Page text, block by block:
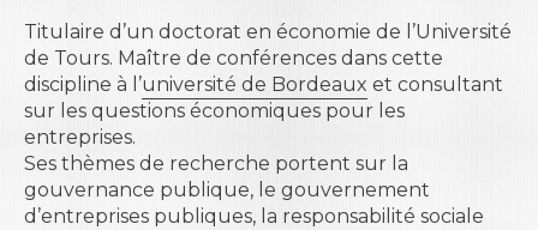
Titulaire d’un doctorat en économie de l’Université
de Tours. Maître de conférences dans cette
discipline à l’université de Bordeaux et consultant
sur les questions économiques pour les
entreprises.
Ses thèmes de recherche portent sur la
gouvernance publique, le gouvernement
d’entreprises publiques, la responsabilité sociale